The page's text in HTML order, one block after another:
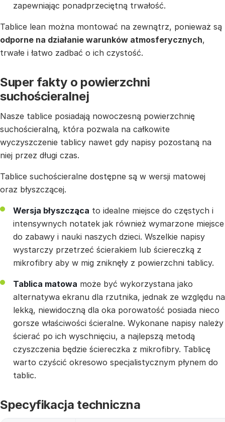
zapewniając ponadprzeciętną trwałość.
Tablice lean można montować na zewnątrz, ponieważ są
odporne na działanie warunków atmosferycznych,
trwałe i łatwo zadbać o ich czystość.
Super fakty o powierzchni
suchościeralnej
Nasze tablice posiadają nowoczesną powierzchnię
suchościeralną, która pozwala na całkowite
wyczyszczenie tablicy nawet gdy napisy pozostaną na
niej przez długi czas.
Tablice suchościeralne dostępne są w wersji matowej
oraz błyszczącej.
Wersja błyszcząca to idealne miejsce do częstych i
intensywnych notatek jak również wymarzone miejsce
do zabawy i nauki naszych dzieci. Wszelkie napisy
wystarczy przetrzeć ścierakiem lub ściereczką z
mikrofibry aby w mig zniknęły z powierzchni tablicy.
Tablica matowa może być wykorzystana jako
alternatywa ekranu dla rzutnika, jednak ze względu na
lekką, niewidoczną dla oka porowatość posiada nieco
gorsze właściwości ścieralne. Wykonane napisy należy
ścierać po ich wyschnięciu, a najlepszą metodą
czyszczenia będzie ściereczka z mikrofibry. Tablicę
warto czyścić okresowo specjalistycznym płynem do
tablic.
Specyfikacja techniczna